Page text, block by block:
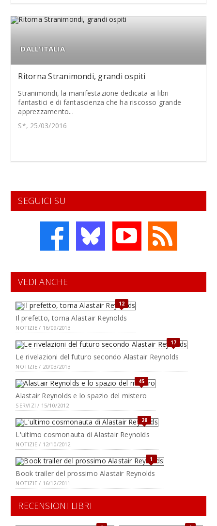
DALL'ITALIA
Ritorna Stranimondi, grandi ospiti
Stranimondi, la manifestazione dedicata ai libri
fantastici e di fantascienza che ha riscosso grande
apprezzamento...
S*, 25/03/2016
SEGUICI SU
VEDI ANCHE
12
Il prefetto, torna Alastair Reynolds
NOTIZIE / 16/09/2013
17
Le rivelazioni del futuro secondo Alastair Reynolds
NOTIZIE / 20/03/2013
45
Alastair Reynolds e lo spazio del mistero
SERVIZI / 15/10/2012
28
L'ultimo cosmonauta di Alastair Reynolds
NOTIZIE / 12/10/2012
1
Book trailer del prossimo Alastair Reynolds
NOTIZIE / 16/12/2011
RECENSIONI LIBRI